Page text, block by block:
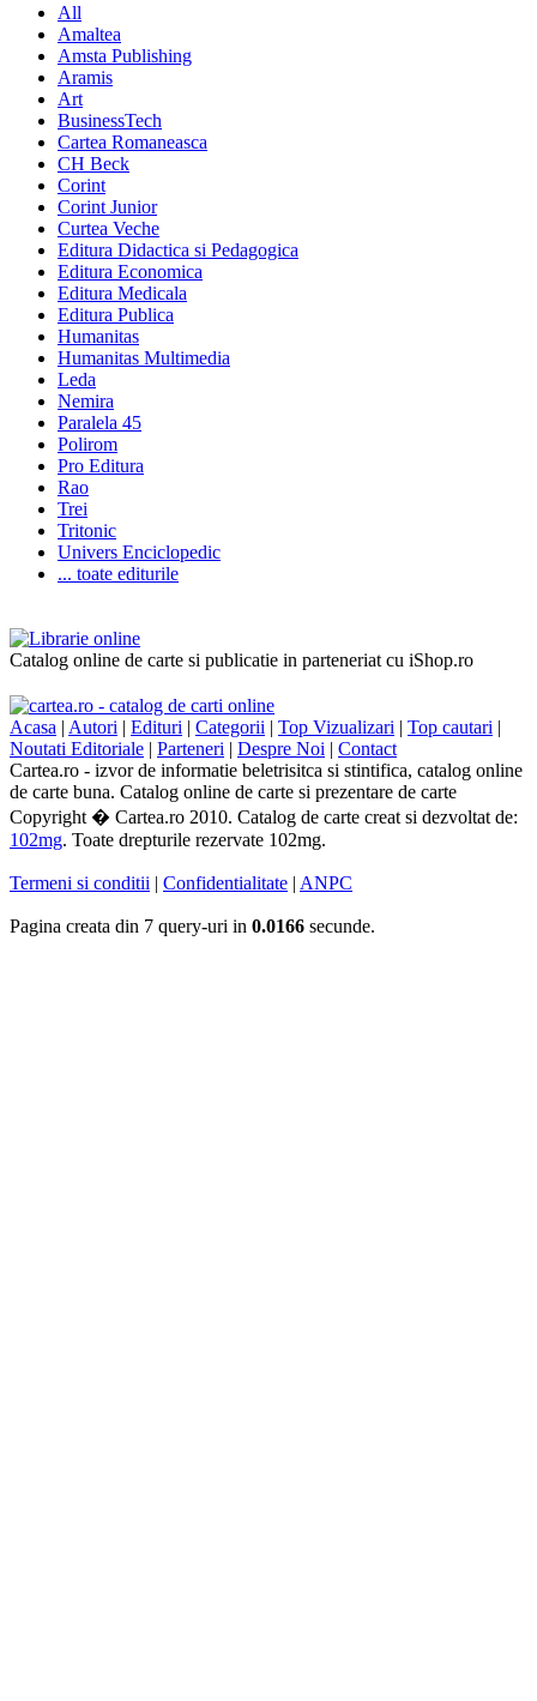
All
Amaltea
Amsta Publishing
Aramis
Art
BusinessTech
Cartea Romaneasca
CH Beck
Corint
Corint Junior
Curtea Veche
Editura Didactica si Pedagogica
Editura Economica
Editura Medicala
Editura Publica
Humanitas
Humanitas Multimedia
Leda
Nemira
Paralela 45
Polirom
Pro Editura
Rao
Trei
Tritonic
Univers Enciclopedic
... toate editurile
Catalog online de carte si publicatie in parteneriat cu iShop.ro
Acasa | Autori | Edituri | Categorii | Top Vizualizari | Top cautari |
Noutati Editoriale | Parteneri | Despre Noi | Contact
Cartea.ro - izvor de informatie beletrisitca si stintifica, catalog online
de carte buna. Catalog online de carte si prezentare de carte
Copyright � Cartea.ro 2010. Catalog de carte creat si dezvoltat de:
102mg. Toate drepturile rezervate 102mg.
Termeni si conditii | Confidentialitate | ANPC
Pagina creata din 7 query-uri in 0.0166 secunde.